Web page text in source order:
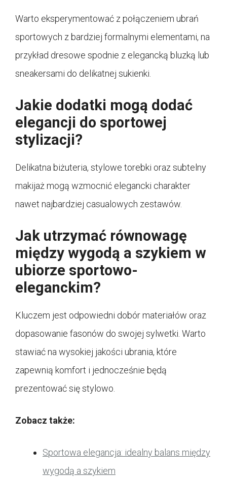
Warto eksperymentować z połączeniem ubrań
sportowych z bardziej formalnymi elementami, na
przykład dresowe spodnie z elegancką bluzką lub
sneakersami do delikatnej sukienki.
Jakie dodatki mogą dodać
elegancji do sportowej
stylizacji?
Delikatna biżuteria, stylowe torebki oraz subtelny
makijaż mogą wzmocnić elegancki charakter
nawet najbardziej casualowych zestawów.
Jak utrzymać równowagę
między wygodą a szykiem w
ubiorze sportowo-
eleganckim?
Kluczem jest odpowiedni dobór materiałów oraz
dopasowanie fasonów do swojej sylwetki. Warto
stawiać na wysokiej jakości ubrania, które
zapewnią komfort i jednocześnie będą
prezentować się stylowo.
Zobacz także:
Sportowa elegancja: idealny balans między
wygodą a szykiem